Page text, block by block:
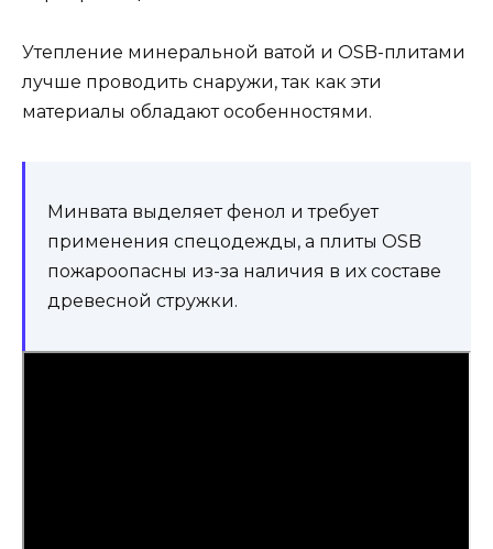
Утепление минеральной ватой и OSB-плитами
лучше проводить снаружи, так как эти
материалы обладают особенностями.
Минвата выделяет фенол и требует
применения спецодежды, а плиты OSB
пожароопасны из-за наличия в их составе
древесной стружки.